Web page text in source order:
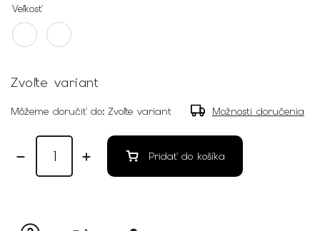
Veľkosť
Zvoľte variant
Môžeme doručiť do: Zvoľte variant Možnosti doručenia
Pridať do košíka